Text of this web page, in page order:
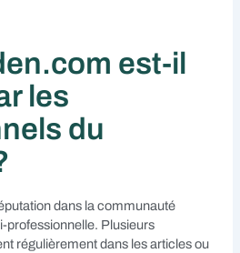
est-il
les
du
dans la communauté
professionnelle. Plusieurs
régulièrement dans les articles ou